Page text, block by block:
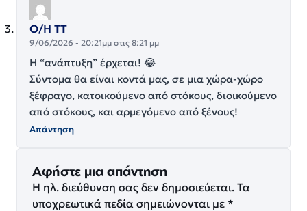
Ο/Η ΤΤ
9/06/2026 - 20:21μμ στις 8:21 μμ
Η “ανάπτυξη” έρχεται! 😂
Σύντομα θα είναι κοντά μας, σε μια χώρα-χώρο
ξέφραγο, κατοικούμενο από στόκους, διοικούμενο
από στόκους, και αρμεγόμενο από ξένους!
Απάντηση
Αφήστε μια απάντηση
Η ηλ. διεύθυνση σας δεν δημοσιεύεται. Τα
υποχρεωτικά πεδία σημειώνονται με *